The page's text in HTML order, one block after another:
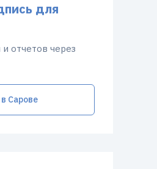
для
отчетов через
Сарове